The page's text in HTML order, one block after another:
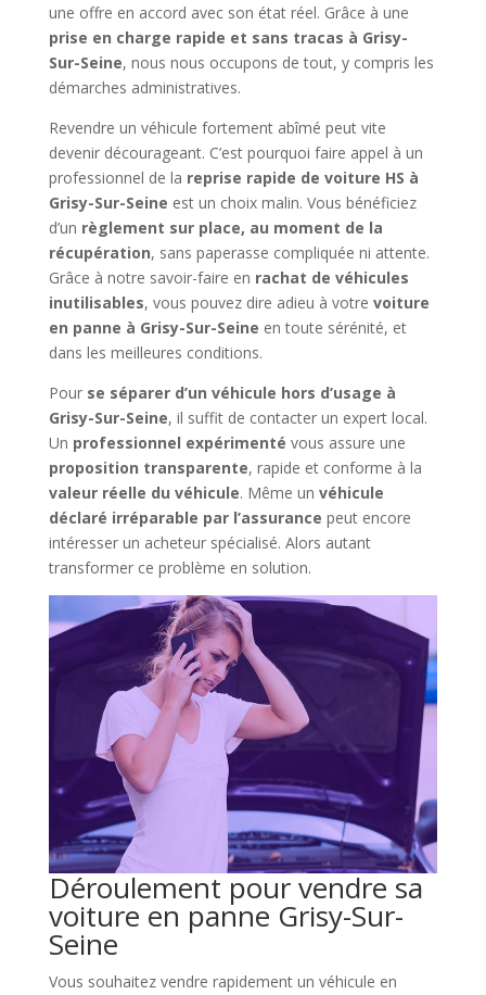
une offre en accord avec son état réel. Grâce à une
prise en charge rapide et sans tracas à Grisy-
Sur-Seine, nous nous occupons de tout, y compris les
démarches administratives.
Revendre un véhicule fortement abîmé peut vite
devenir décourageant. C’est pourquoi faire appel à un
professionnel de la reprise rapide de voiture HS à
Grisy-Sur-Seine est un choix malin. Vous bénéficiez
d’un règlement sur place, au moment de la
récupération, sans paperasse compliquée ni attente.
Grâce à notre savoir-faire en rachat de véhicules
inutilisables, vous pouvez dire adieu à votre voiture
en panne à Grisy-Sur-Seine en toute sérénité, et
dans les meilleures conditions.
Pour se séparer d’un véhicule hors d’usage à
Grisy-Sur-Seine, il suffit de contacter un expert local.
Un professionnel expérimenté vous assure une
proposition transparente, rapide et conforme à la
valeur réelle du véhicule. Même un véhicule
déclaré irréparable par l’assurance peut encore
intéresser un acheteur spécialisé. Alors autant
transformer ce problème en solution.
Déroulement pour vendre sa
voiture en panne Grisy-Sur-
Seine
Vous souhaitez vendre rapidement un véhicule en